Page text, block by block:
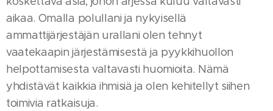
aikaa. Omalla polullani ja nykyisellä
ammattijärjestäjän urallani olen tehnyt
vaatekaapin järjestämisestä ja pyykkihuollon
helpottamisesta valtavasti huomioita. Nämä
yhdistävät kaikkia ihmisiä ja olen kehitellyt siihen
toimivia ratkaisuja.